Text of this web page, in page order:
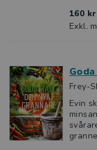
160 kr
Exkl.
Frey-
Evin